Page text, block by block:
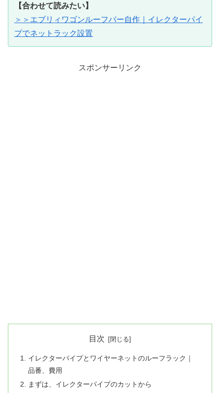
【合わせて読みたい】
＞＞エブリィワゴンルーフバー自作｜イレクターパイ
プでネットラック設置
スポンサーリンク
目次
イレクターパイプとワイヤーネットのルーフラック｜
品番、費用
まずは、イレクターパイプのカットから